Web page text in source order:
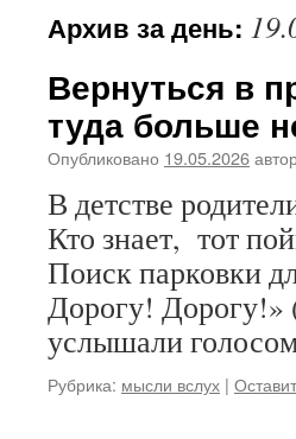
Архив за день:
Вернуться в
туда больше
Опубликовано 19.05.2026
В детстве
Кто знает, тот
Поиск парковки
Дорогу! Дорогу!»
услышали
Рубрика: мысли вслух |